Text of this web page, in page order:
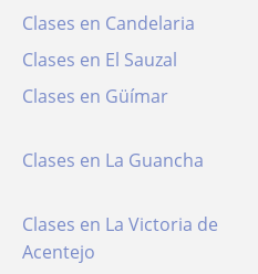
Clases en Candelaria
Clases en El Sauzal
Clases en Güímar
Clases en La Guancha
Clases en La Victoria de
Acentejo